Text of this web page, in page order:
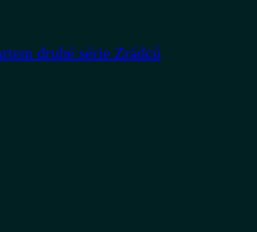
druhé série Zrádců